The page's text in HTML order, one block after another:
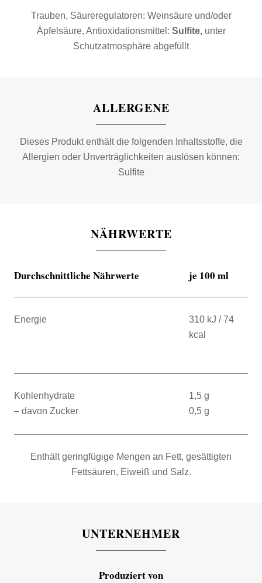
Trauben, Säureregulatoren: Weinsäure und/oder
Äpfelsäure, Antioxidationsmittel: Sulfite, unter
Schutzatmosphäre abgefüllt
ALLERGENE
Dieses Produkt enthält die folgenden Inhaltsstoffe, die
Allergien oder Unverträglichkeiten auslösen können:
Sulfite
NÄHRWERTE
Durchschnittliche Nährwerte je 100 ml
Energie
310 kJ / 74
kcal
Kohlenhydrate
– davon Zucker
1,5 g
0,5 g
Enthält geringfügige Mengen an Fett, gesättigten
Fettsäuren, Eiweiß und Salz.
UNTERNEHMER
Produziert von